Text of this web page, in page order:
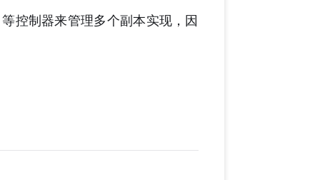
控制器来管理多个副本实现，因